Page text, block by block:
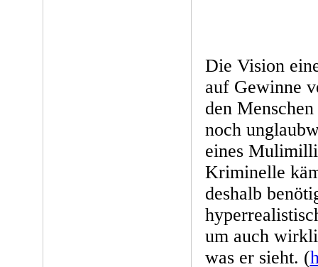
Die Vision
auf Gewinne
den
noch
eines
Kriminelle
deshalb
um auch
was er sieht. (